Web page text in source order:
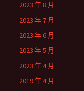
2023 年 8 月
2023 年 7 月
2023 年 6 月
2023 年 5 月
2023 年 4 月
2019 年 4 月